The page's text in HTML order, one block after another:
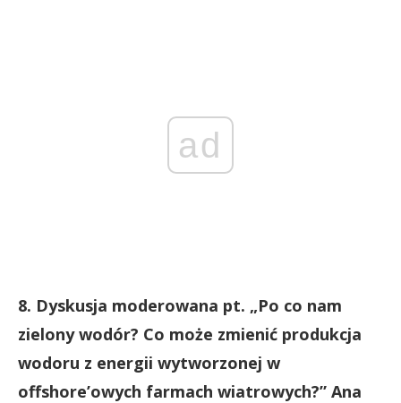
ad
8. Dyskusja moderowana pt. „Po co nam
zielony wodór? Co może zmienić produkcja
wodoru z energii wytworzonej w
offshore’owych farmach wiatrowych?” Ana